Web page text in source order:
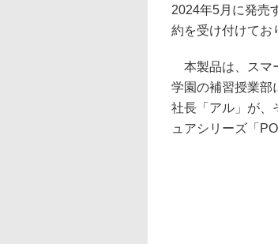
2024年5月に発売
約を受け付けてお
本製品は、スマ
学園の補習授業部
社長「アル」が、
ュアシリーズ「